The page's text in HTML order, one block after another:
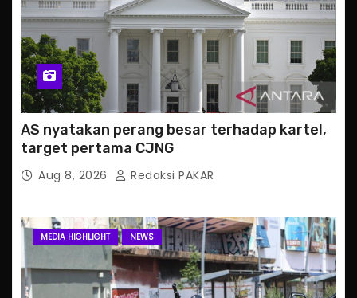
AS nyatakan perang besar terhadap kartel,
target pertama CJNG
Aug 8, 2026 Redaksi PAKAR
MEDIA HIGHLIGHT NEWS